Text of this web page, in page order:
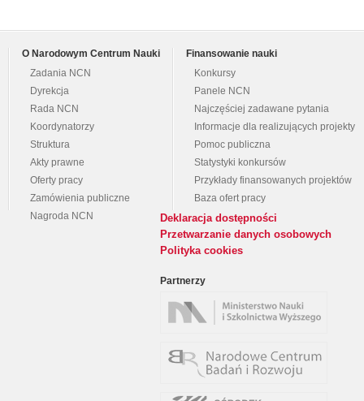
O Narodowym Centrum Nauki
Zadania NCN
Dyrekcja
Rada NCN
Koordynatorzy
Struktura
Akty prawne
Oferty pracy
Zamówienia publiczne
Nagroda NCN
Finansowanie nauki
Konkursy
Panele NCN
Najczęściej zadawane pytania
Informacje dla realizujących projekty
Pomoc publiczna
Statystyki konkursów
Przykłady finansowanych projektów
Baza ofert pracy
Deklaracja dostępności
Przetwarzanie danych osobowych
Polityka cookies
Partnerzy